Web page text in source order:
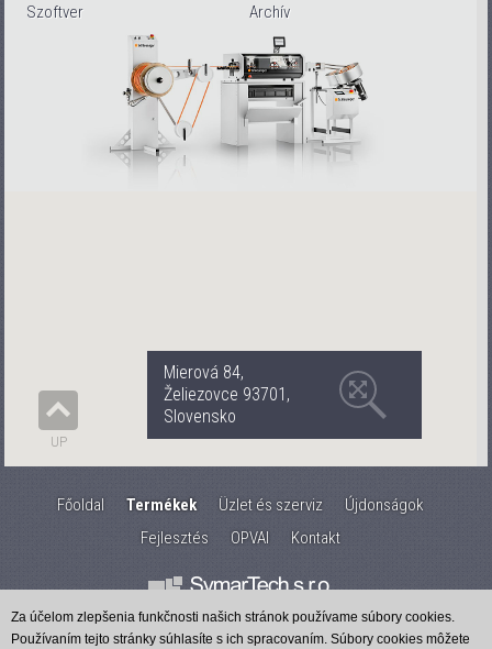
Szoftver
Archív
Mierová 84,
Želiezovce 93701,
Slovensko
UP
Főoldal Termékek Üzlet és szerviz
Újdonságok
Fejlesztés
OPVAI Kontakt
Created by IT PROFI Servis s.r.o.
Za účelom zlepšenia funkčnosti našich stránok používame súbory cookies.
Používaním tejto stránky súhlasíte s ich spracovaním. Súbory cookies môžete